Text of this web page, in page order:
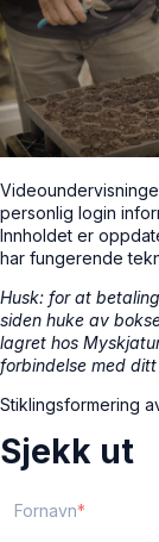
personlig login
Innholdet er
har fungerende
Husk: for at
siden huke av
lagret hos
forbindelse med
Stiklingsformering
Sjekk ut
Fornavn